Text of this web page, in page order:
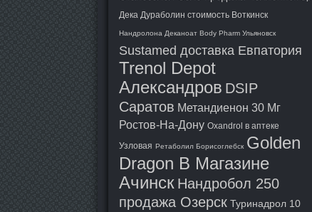
Дека Дураболин стоимость Воткинск
Нандролона Деканоат Body Pharm Ульяновск
Sustamed доставка Евпатория
Trenol Depot
Александров DSIP
Саратов Метандиенон 30 Мг
Ростов-На-Дону Oxandrol в аптеке
Узловая Ретаболил Борисоглебск Golden
Dragon В Магазине
Ачинск Нандробол 250
продажа Озерск Туринадрол 10